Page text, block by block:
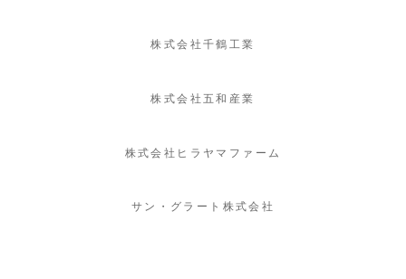
株式会社千鶴工業
株式会社五和産業
株式会社ヒラヤマファーム
サン・グラート株式会社